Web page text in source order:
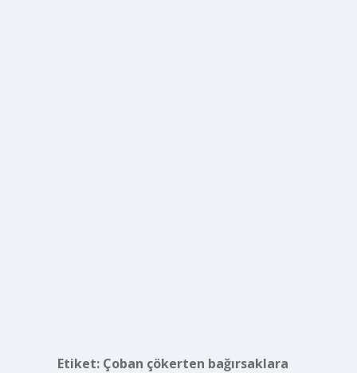
Etiket: Çoban çökerten bağırsaklara